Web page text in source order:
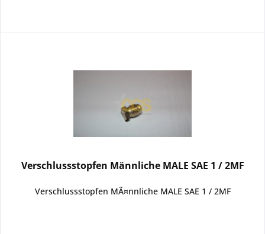
Verschlussstopfen Männliche MALE SAE 1 / 2MF
Verschlussstopfen MÃ¤nnliche MALE SAE 1 / 2MF